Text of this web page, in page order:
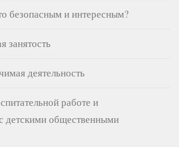
безопасным и интересным?
занятость
деятельность
работе и
детскими общественными